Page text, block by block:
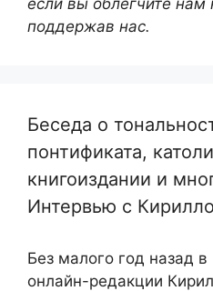
поддержав нас.
Беседа о
понтификата,
книгоиздании и
Интервью с
Без малого год назад
онлайн-редакции